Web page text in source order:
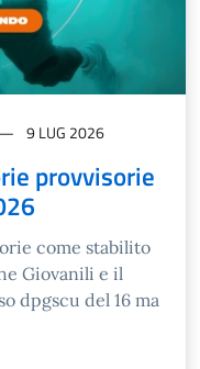
9 LUG 2026
provvisorie
come stabilito
Giovanili e il
dpgscu del 16 ma